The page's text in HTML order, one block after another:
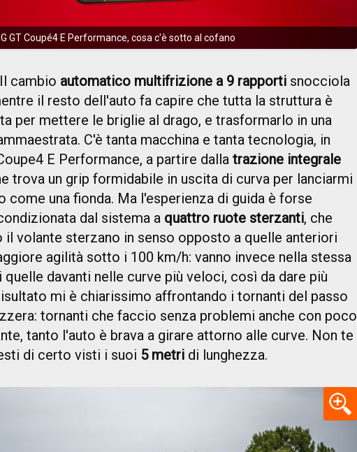
GT Coupé4 E Performance, cosa c'è sotto al cofano
Il cambio automatico multifrizione a 9 rapporti snocciola
il resto dell'auto fa capire che tutta la struttura è
per mettere le briglie al drago, e trasformarlo in una
C'è tanta macchina e tanta tecnologia, in
E Performance, a partire dalla trazione integrale
trova un grip formidabile in uscita di curva per lanciarmi
come una fionda. Ma l'esperienza di guida è forse
dal sistema a quattro ruote sterzanti, che
il volante sterzano in senso opposto a quelle anteriori
agilità sotto i 100 km/h: vanno invece nella stessa
quelle davanti nelle curve più veloci, così da dare più
mi è chiarissimo affrontando i tornanti del passo
tornanti che faccio senza problemi anche con poco
tanto l'auto è brava a girare attorno alle curve. Non te
di certo visti i suoi 5 metri di lunghezza.